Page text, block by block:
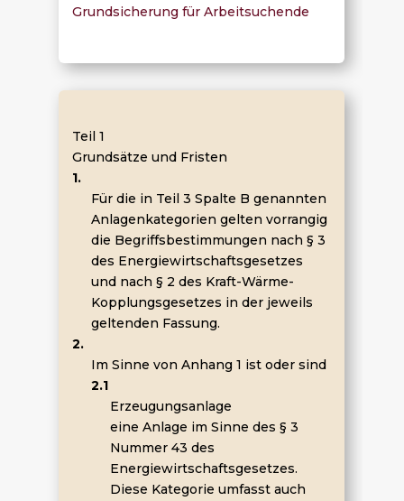
Grundsicherung für Arbeitsuchende
Teil 1
Grundsätze und Fristen
1.
Für die in Teil 3 Spalte B genannten
Anlagenkategorien gelten vorrangig
die Begriffsbestimmungen nach § 3
des Energiewirtschaftsgesetzes
und nach § 2 des Kraft-Wärme-
Kopplungsgesetzes in der jeweils
geltenden Fassung.
2.
Im Sinne von Anhang 1 ist oder sind
2.1
Erzeugungsanlage
eine Anlage im Sinne des § 3
Nummer 43 des
Energiewirtschaftsgesetzes.
Diese Kategorie umfasst auch